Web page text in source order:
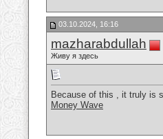
03.10.2024, 16:16
mazharabdullah
Живу я здесь
Because of this , it truly is
Money Wave